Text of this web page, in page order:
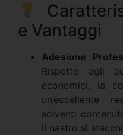
e Vantaggi
Adesione
Rispetto agli
economici, la
un’eccellente
solventi
il nastro si